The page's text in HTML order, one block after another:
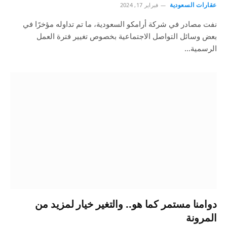
عقارات السعودية فبراير 17, 2024
نفت مصادر في شركة أرامكو السعودية، ما تم تداوله مؤخرًا في
بعض وسائل التواصل الاجتماعية بخصوص تغيير فترة العمل
الرسمية…
دوامنا مستمر كما هو.. والتغير خيار لمزيد من
المرونة